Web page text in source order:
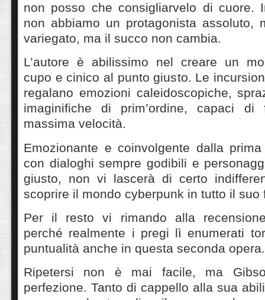
non posso che consigliarvelo di cuore.
non abbiamo un protagonista assoluto,
variegato, ma il succo non cambia.
L’autore è abilissimo nel creare un
cupo e cinico al punto giusto. Le
regalano emozioni caleidoscopiche,
imaginifiche di prim’ordine, capaci
massima velocità.
Emozionante e coinvolgente dalla prima
con dialoghi sempre godibili e
giusto, non vi lascerà di certo
scoprire il mondo cyberpunk in tutto il
Per il resto vi rimando alla
perché realmente i pregi lì enumerati
puntualità anche in questa seconda opera.
Ripetersi non è mai facile, ma
perfezione. Tanto di cappello alla sua